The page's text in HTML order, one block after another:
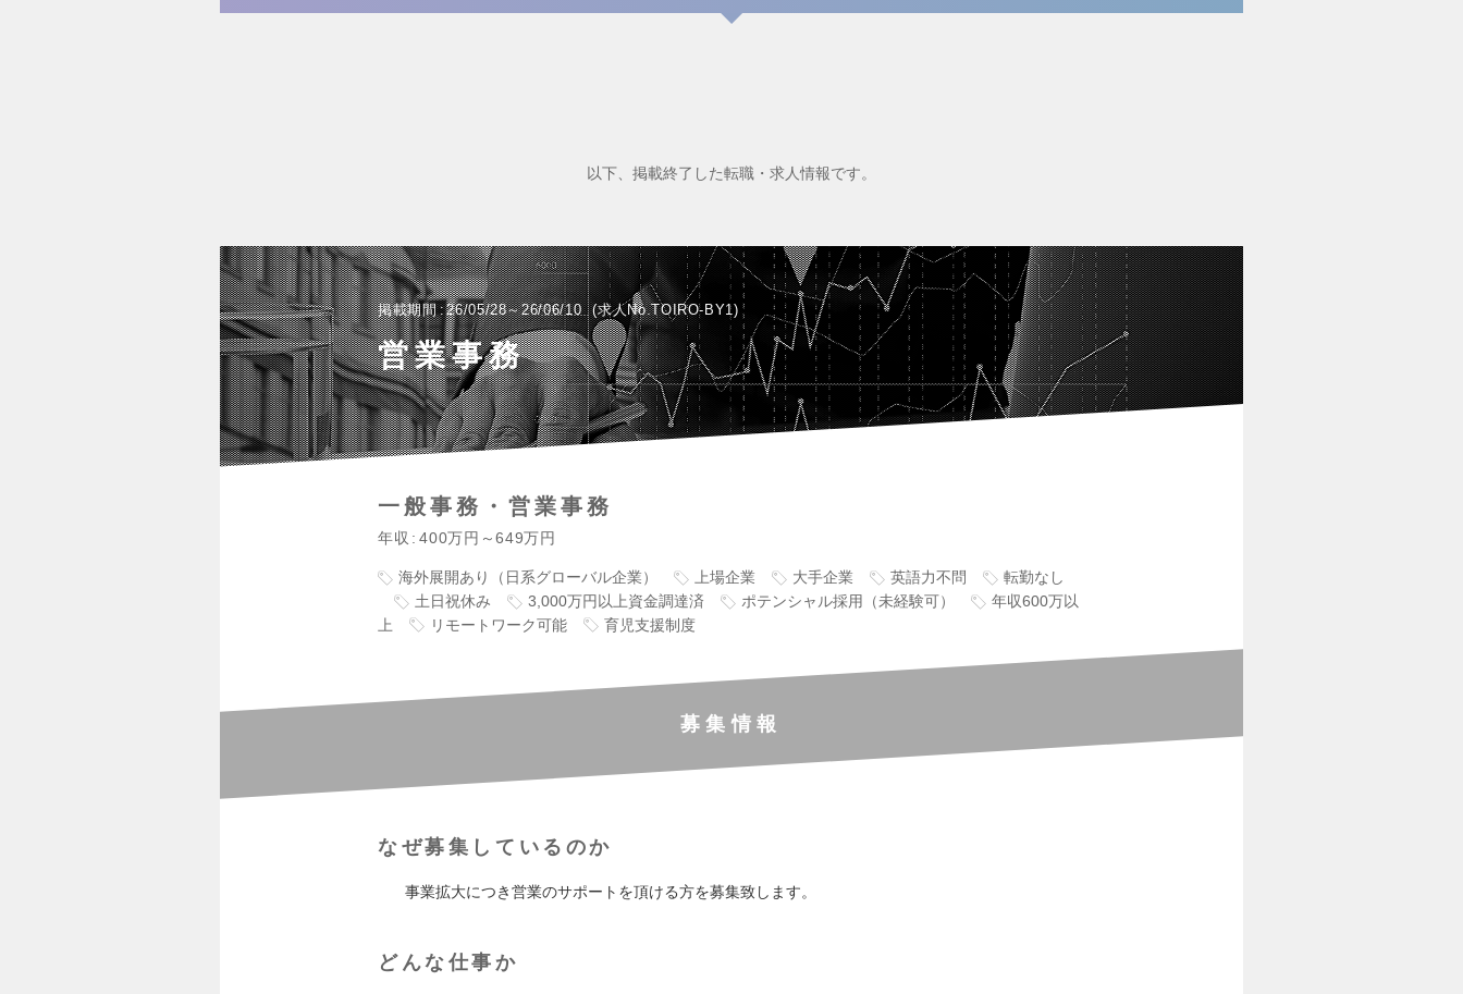
以下、掲載終了した転職・求人情報です。
掲載期間 26/05/28～26/06/10 求人No.TOIRO-BY1
営業事務
一般事務・営業事務
年収 400万円～649万円
海外展開あり（日系グローバル企業） 上場企業 大手企業 英語力不問
転勤なし
土日祝休み
3,000万円以上資金調達済 ポテンシャル採用（未経験可）
年収600万以
上
リモートワーク可能 育児支援制度
募集情報
なぜ募集しているのか
事業拡大につき営業のサポートを頂ける方を募集致します。
どんな仕事か